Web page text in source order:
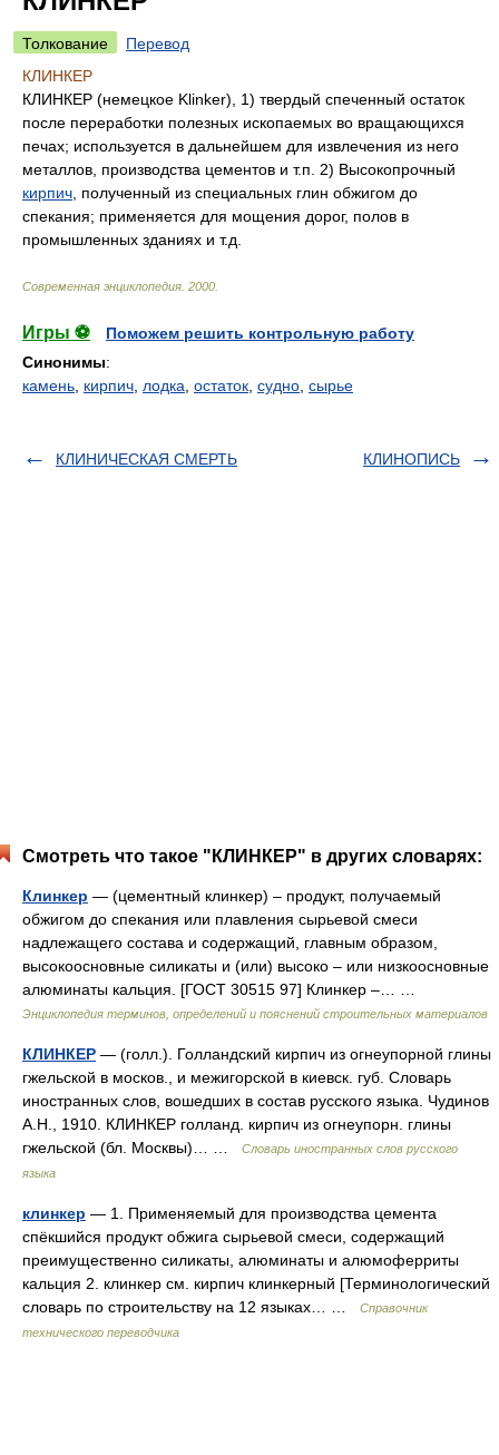
Толкование
Перевод
КЛИНКЕР
КЛИНКЕР (немецкое Klinker), 1) твердый спеченный остаток
после переработки полезных ископаемых во вращающихся
печах; используется в дальнейшем для извлечения из него
металлов, производства цементов и т.п. 2) Высокопрочный
кирпич , полученный из специальных глин обжигом до
спекания; применяется для мощения дорог, полов в
промышленных зданиях и т.д.
Современная энциклопедия 2000
Игры ⚽
Поможем решить контрольную работу
Синонимы:
камень кирпич лодка остаток судно сырье
КЛИНИЧЕСКАЯ СМЕРТЬ КЛИНОПИСЬ
Смотреть что такое "КЛИНКЕР" в других словарях:
Клинкер — (цементный клинкер) – продукт, получаемый
обжигом до спекания или плавления сырьевой смеси
надлежащего состава и содержащий, главным образом,
высокоосновные силикаты и (или) высоко – или низкоосновные
алюминаты кальция. [ГОСТ 30515 97] Клинкер –… …
Энциклопедия терминов, определений и пояснений строительных материалов
КЛИНКЕР — (голл.). Голландский кирпич из огнеупорной глины
гжельской в москов., и межигорской в киевск. губ. Словарь
иностранных слов, вошедших в состав русского языка. Чудинов
А.Н., 1910. КЛИНКЕР голланд. кирпич из огнеупорн. глины
гжельской (бл. Москвы)… …
Словарь иностранных слов русского
языка
клинкер — 1. Применяемый для производства цемента
спёкшийся продукт обжига сырьевой смеси, содержащий
преимущественно силикаты, алюминаты и алюмоферриты
кальция 2. клинкер см. кирпич клинкерный [Терминологический
словарь по строительству на 12 языках… …
Справочник
технического переводчика